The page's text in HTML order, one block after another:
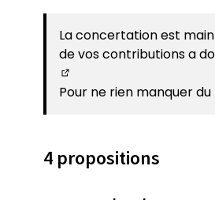
La concertation est
de vos contributions a
(S'ouvre dans un nouvel
Pour ne rien manquer
4 propositions